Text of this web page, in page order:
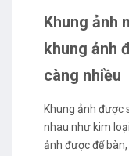
Khung ảnh
khung ảnh
càng nhiều
Khung ảnh được
nhau như kim
ảnh được để